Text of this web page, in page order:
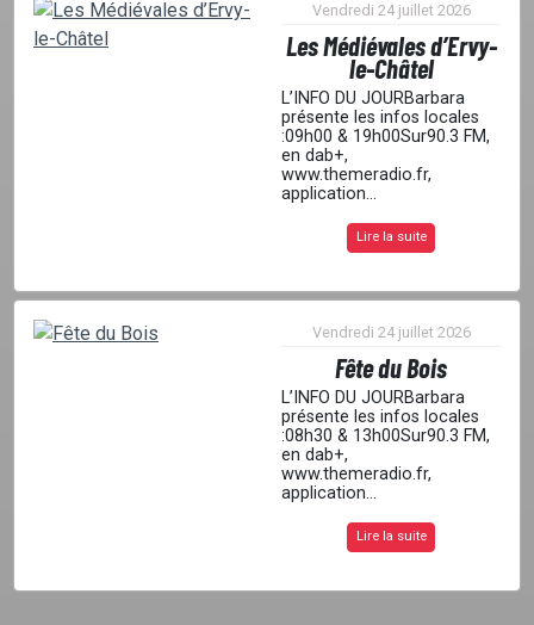
Vendredi 24 juillet 2026
Les Médiévales d’Ervy-
le-Châtel
L’INFO DU JOURBarbara
présente les infos locales
:09h00 & 19h00Sur90.3 FM,
en dab+,
www.themeradio.fr,
application...
Lire la suite
Vendredi 24 juillet 2026
Fête du Bois
L’INFO DU JOURBarbara
présente les infos locales
:08h30 & 13h00Sur90.3 FM,
en dab+,
www.themeradio.fr,
application...
Lire la suite